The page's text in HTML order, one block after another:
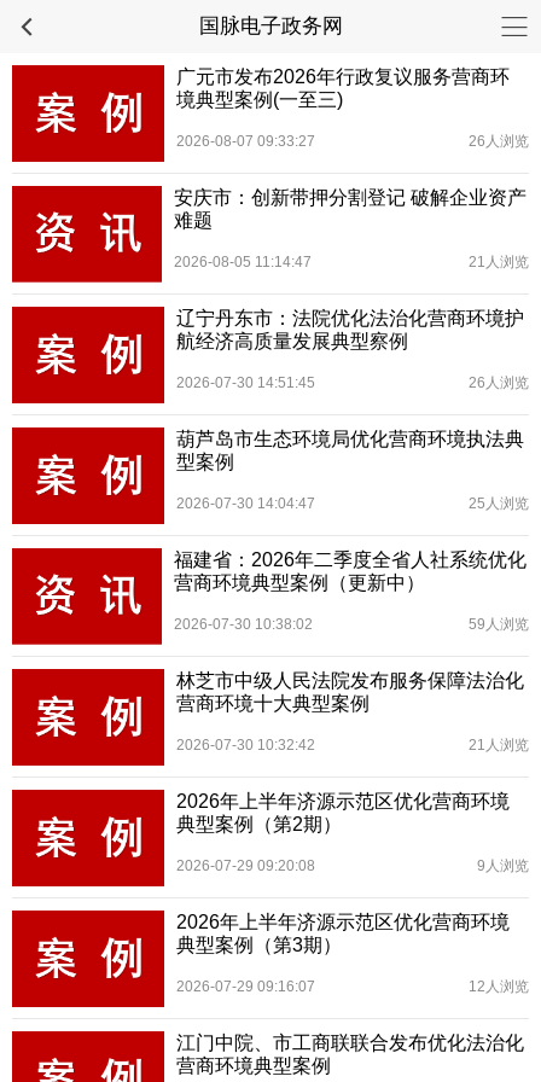
国脉电子政务网
广元市发布2026年行政复议服务营商环
境典型案例(一至三)
2026-08-07 09:33:27 26人浏览
安庆市：创新带押分割登记 破解企业资产
难题
2026-08-05 11:14:47 21人浏览
辽宁丹东市：法院优化法治化营商环境护
航经济高质量发展典型察例
2026-07-30 14:51:45 26人浏览
葫芦岛市生态环境局优化营商环境执法典
型案例
2026-07-30 14:04:47 25人浏览
福建省：2026年二季度全省人社系统优化
营商环境典型案例（更新中）
2026-07-30 10:38:02 59人浏览
林芝市中级人民法院发布服务保障法治化
营商环境十大典型案例
2026-07-30 10:32:42 21人浏览
2026年上半年济源示范区优化营商环境
典型案例（第2期）
2026-07-29 09:20:08 9人浏览
2026年上半年济源示范区优化营商环境
典型案例（第3期）
2026-07-29 09:16:07 12人浏览
江门中院、市工商联联合发布优化法治化
营商环境典型案例